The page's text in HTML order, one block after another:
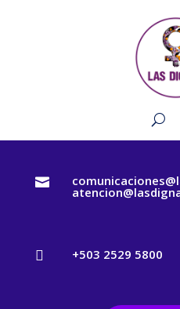

 +503 2529 5800